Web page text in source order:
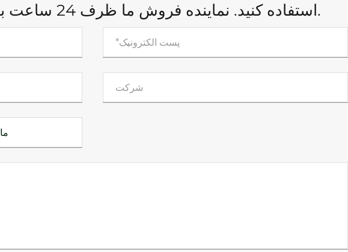
استفاده کنید. نماینده فروش ما ظرف 24 ساعت با شما تماس خواهد گرفت.